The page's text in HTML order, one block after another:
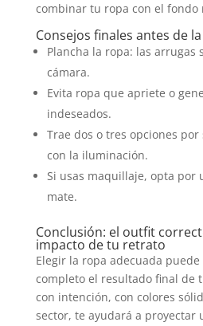
combinar tu ropa con el fondo
Consejos finales antes de
Plancha la ropa: las arrugas
cámara.
Evita ropa que apriete o
indeseados.
Trae dos o tres opciones
con la iluminación.
Si usas maquillaje, opta por
mate.
Conclusión: el outfit
impacto de tu retrato
Elegir la ropa adecuada
completo el resultado final de
con intención, con colores
sector, te ayudará a proyectar